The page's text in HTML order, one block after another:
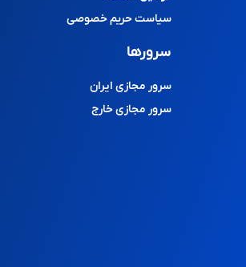
سیاست حریم خصوصی
سرورها
سرور مجازی ایران
سرور مجازی خارج